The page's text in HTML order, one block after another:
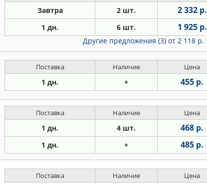
Завтра 2 шт. 2 332 р.
1 дн. 6 шт. 1 925 р.
Другие предложения (3) от 2 118 р.
Поставка Наличие Цена
1 дн. + 455 р.
Поставка Наличие Цена
1 дн. 4 шт. 468 р.
1 дн. + 485 р.
Поставка Наличие Цена